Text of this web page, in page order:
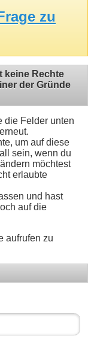
zu
keine Rechte
der Gründe
die Felder unten
um auf diese
sein, wenn du
möchtest
erlaubte
und hast
auf die
aufrufen zu